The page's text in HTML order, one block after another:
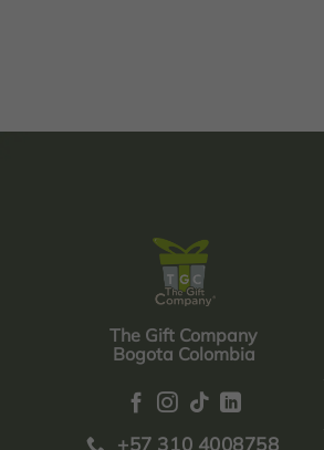
The Gift Company
Bogota Colombia
+57 310 4008758